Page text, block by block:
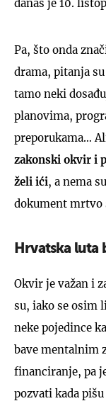
danas je 10.
Pa, što onda
drama, pitanja
tamo neki
planovima,
preporukama…
zakonski okvir i
želi ići, a nema
dokument mrtvo
Hrvatska luta
Okvir je važan i
su, iako se osim
neke pojedince
bave mentalnim
financiranje, pa
pozvati kada